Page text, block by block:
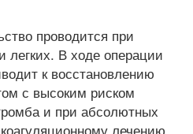
проводится при
легких. В ходе операции
к восстановлению
с высоким риском
и при абсолютных
лечению